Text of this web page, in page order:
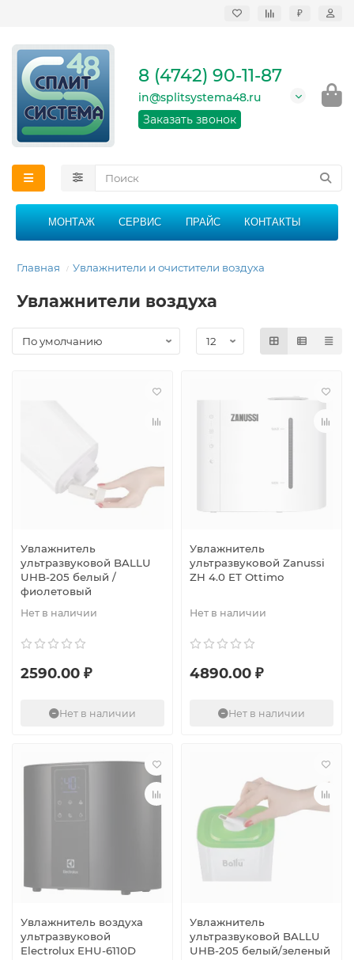
₽
кондиционеров в
области
График работы: 9:00 -
21:00 без перерыва и
8 (4742) 90-11-87
in@splitsystema48.ru
Заказать звонок
МОНТАЖ СЕРВИС ПРАЙС КОНТАКТЫ
Главная Увлажнители и очистители воздуха
Увлажнители воздуха
Увлажнитель
ультразвуковой BALLU
UHB-205 белый /
фиолетовый
Нет в наличии
2590.00 ₽
Нет в наличии
Увлажнитель
ультразвуковой Zanussi
ZH 4.0 ET Ottimo
Нет в наличии
4890.00 ₽
Нет в наличии
Увлажнитель воздуха
ультразвуковой
Electrolux EHU-6110D
Увлажнитель
ультразвуковой BALLU
UHB-205 белый/зеленый